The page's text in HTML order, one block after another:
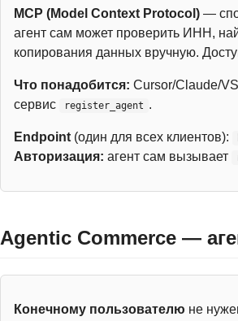
MCP (Model Context Protocol) —
агент сам может проверить ИНН,
копирования данных вручную.
Что понадобится: Cursor/Claude/
сервис
register_agent .
Endpoint (один для всех клиентов):
Авторизация: агент сам вызывает
Agentic Commerce —
Конечному пользователю не